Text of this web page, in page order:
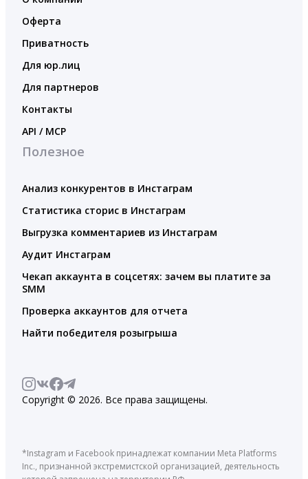
Оферта
Приватность
Для юр.лиц
Для партнеров
Контакты
API / MCP
Полезное
Анализ конкурентов в Инстаграм
Статистика сторис в Инстаграм
Выгрузка комментариев из Инстаграм
Аудит Инстаграм
Чекап аккаунта в соцсетях: зачем вы платите за
SMM
Проверка аккаунтов для отчета
Найти победителя розыгрыша
Copyright © 2026. Все права защищены.
*Instagram и Facebook принадлежат компании Meta Platforms
Inc., признанной экстремистской организацией, деятельность